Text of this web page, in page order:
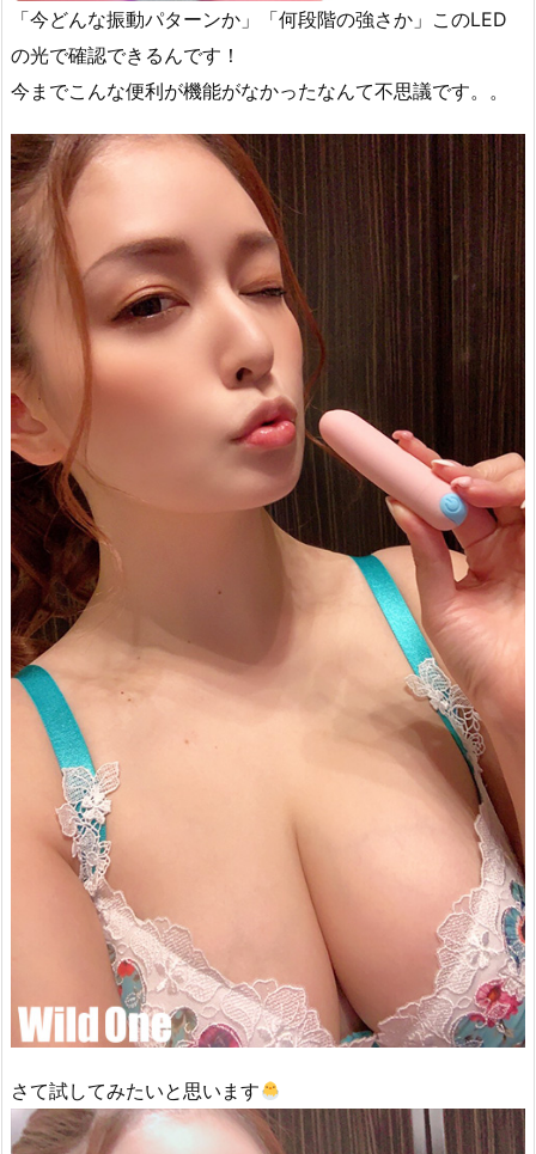
「今どんな振動パターンか」「何段階の強さか」このLED
の光で確認できるんです！
今までこんな便利が機能がなかったなんて不思議です。。
さて試してみたいと思います